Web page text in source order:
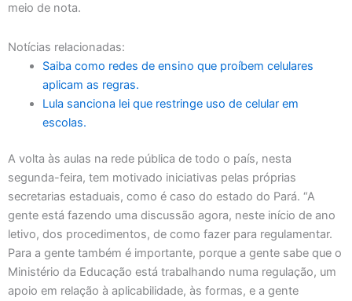
meio de nota.
Notícias relacionadas:
Saiba como redes de ensino que proíbem celulares
aplicam as regras.
Lula sanciona lei que restringe uso de celular em
escolas.
A volta às aulas na rede pública de todo o país, nesta
segunda-feira, tem motivado iniciativas pelas próprias
secretarias estaduais, como é caso do estado do Pará. “A
gente está fazendo uma discussão agora, neste início de ano
letivo, dos procedimentos, de como fazer para regulamentar.
Para a gente também é importante, porque a gente sabe que o
Ministério da Educação está trabalhando numa regulação, um
apoio em relação à aplicabilidade, às formas, e a gente